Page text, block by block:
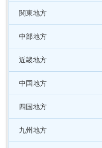
関東地方
中部地方
近畿地方
中国地方
四国地方
九州地方